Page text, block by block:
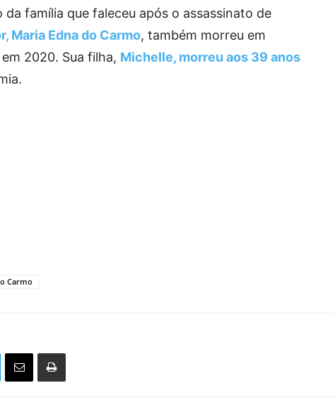
família que faleceu após o assassinato de
Maria Edna do Carmo, também morreu em
2020. Sua filha, Michelle, morreu aos 39 anos
Carmo